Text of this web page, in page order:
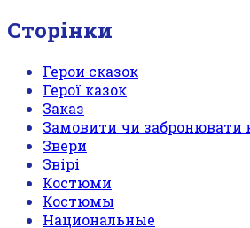
Сторінки
Герои сказок
Герої казок
Заказ
Замовити чи забронювати
Звери
Звірі
Костюми
Костюмы
Национальные